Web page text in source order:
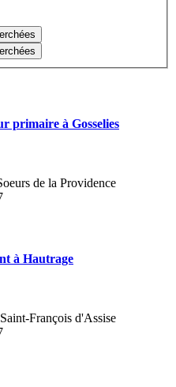
primaire à Gosselies
de la Providence
à Hautrage
François d'Assise